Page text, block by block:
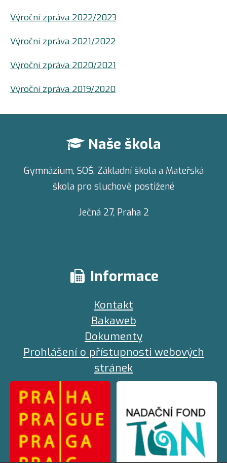
Výroční zpráva 2022/2023
Výroční zpráva 2021/2022
Výroční zpráva 2020/2021
Výroční zpráva 2019/2020
Naše škola
Gymnázium, SOŠ, Základní škola a Mateřská
škola pro sluchově postižené
Ječná 27, Praha 2
Informace
Kontakt
Bakaweb
Dokumenty
Prohlášení o přístupnosti webových
stránek